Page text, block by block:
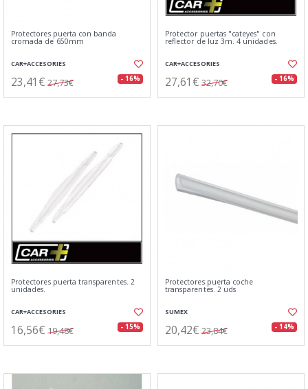
Protectores puerta con banda
cromada de 650mm
CAR+ACCESORIES
23,41€ 27,73€ - 16%
Protector puertas "cateyes" con
reflector de luz 3m. 4 unidades.
CAR+ACCESORIES
27,61€ 32,70€ - 16%
Protectores puerta transparentes. 2
unidades.
CAR+ACCESORIES
16,56€ 19,48€ - 15%
Protectores puerta coche
transparentes. 2 uds
SUMEX
20,42€ 23,84€ - 14%